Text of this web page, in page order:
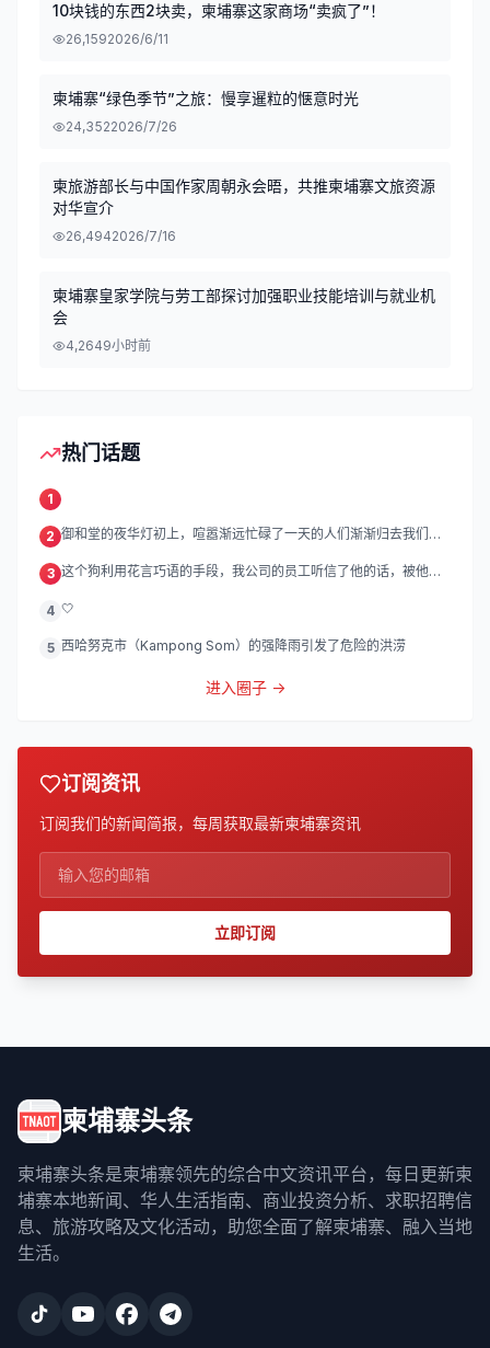
10块钱的东西2块卖，柬埔寨这家商场“卖疯了”！
26,1592026/6/11
柬埔寨“绿色季节”之旅：慢享暹粒的惬意时光
24,3522026/7/26
柬旅游部长与中国作家周朝永会晤，共推柬埔寨文旅资源
对华宣介
26,4942026/7/16
柬埔寨皇家学院与劳工部探讨加强职业技能培训与就业机
会
4,2649小时前
热门话题
1
2 御和堂的夜华灯初上，喧嚣渐远忙碌了一天的人们渐渐归去我们的
3 这个狗利用花言巧语的手段，我公司的员工听信了他的话，被他带
4 🤍
5 西哈努克市（Kampong Som）的强降雨引发了危险的洪涝
进入圈子 →
订阅资讯
订阅我们的新闻简报，每周获取最新柬埔寨资讯
立即订阅
柬埔寨头条
柬埔寨头条是柬埔寨领先的综合中文资讯平台，每日更新柬
埔寨本地新闻、华人生活指南、商业投资分析、求职招聘信
息、旅游攻略及文化活动，助您全面了解柬埔寨、融入当地
生活。